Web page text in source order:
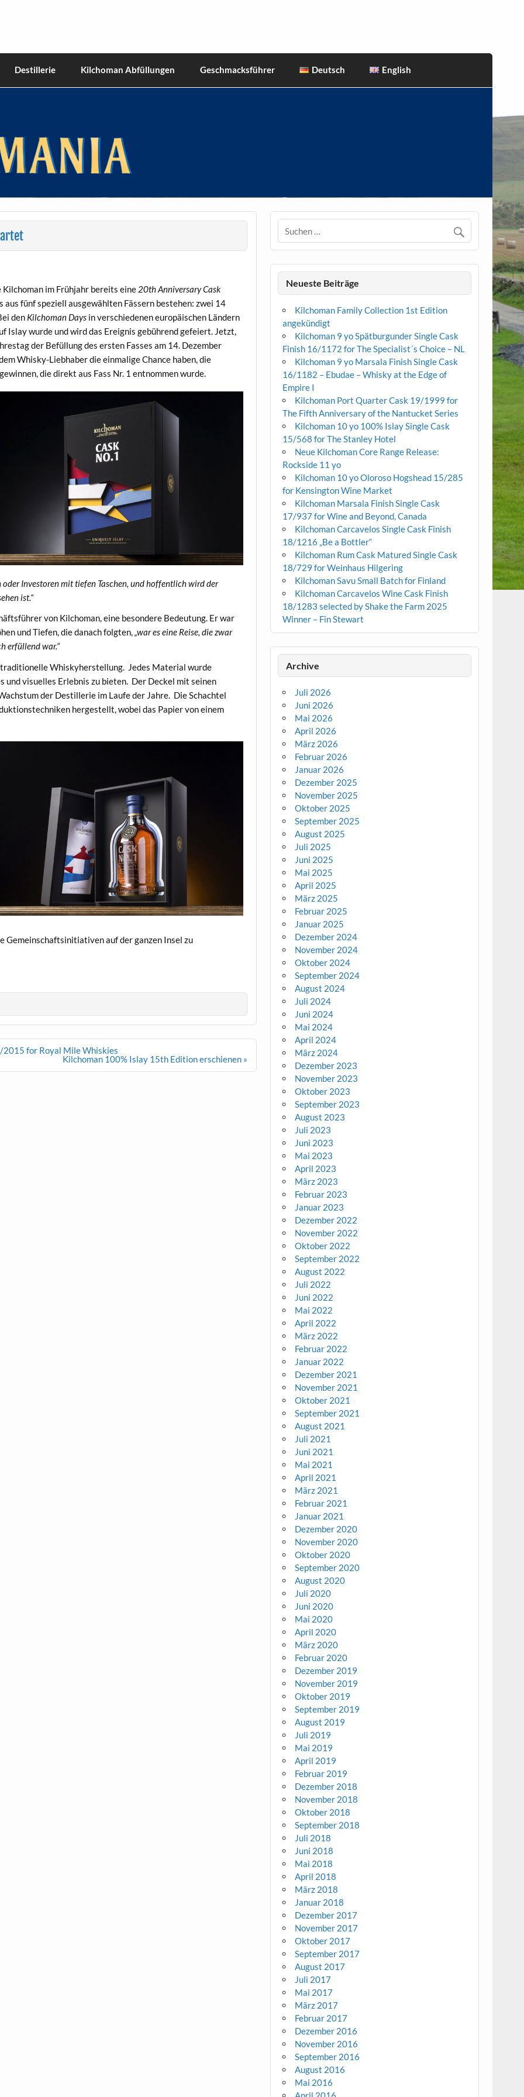
Destillerie Kilchoman Abfüllungen Geschmacksführer Deutsch English
im Frühjahr bereits eine 20th Anniversary Cask
fünf speziell ausgewählten Fässern bestehen: zwei 14
den Kilchoman Days in verschiedenen europäischen Ländern
Islay wurde und wird das Ereignis gebührend gefeiert. Jetzt,
der Befüllung des ersten Fasses am 14. Dezember
Whisky-Liebhaber die einmalige Chance haben, die
die direkt aus Fass Nr. 1 entnommen wurde.
Investoren mit tiefen Taschen, und hoffentlich wird der
ist.“
von Kilchoman, eine besondere Bedeutung. Er war
und Tiefen, die danach folgten,„war es eine Reise, die zwar
erfüllend war.“
traditionelle Whiskyherstellung. Jedes Material wurde
und visuelles Erlebnis zu bieten. Der Deckel mit seinen
der Destillerie im Laufe der Jahre. Die Schachtel
hergestellt, wobei das Papier von einem
auf der ganzen Insel zu
2015 for Royal Mile Whiskies
Kilchoman 100% Islay 15th Edition erschienen »
Neueste Beiträge
Kilchoman Family Collection 1st Edition
angekündigt
Kilchoman 9 yo Spätburgunder Single Cask
Finish 16/1172 for The Specialist´s Choice – NL
Kilchoman 9 yo Marsala Finish Single Cask
16/1182 – Ebudae – Whisky at the Edge of
Empire I
Kilchoman Port Quarter Cask 19/1999 for
The Fifth Anniversary of the Nantucket Series
Kilchoman 10 yo 100% Islay Single Cask
15/568 for The Stanley Hotel
Neue Kilchoman Core Range Release:
Rockside 11 yo
Kilchoman 10 yo Oloroso Hogshead 15/285
for Kensington Wine Market
Kilchoman Marsala Finish Single Cask
17/937 for Wine and Beyond, Canada
Kilchoman Carcavelos Single Cask Finish
18/1216 „Be a Bottler“
Kilchoman Rum Cask Matured Single Cask
18/729 for Weinhaus Hilgering
Kilchoman Savu Small Batch for Finland
Kilchoman Carcavelos Wine Cask Finish
18/1283 selected by Shake the Farm 2025
Winner – Fin Stewart
Archive
Juli 2026
Juni 2026
Mai 2026
April 2026
März 2026
Februar 2026
Januar 2026
Dezember 2025
November 2025
Oktober 2025
September 2025
August 2025
Juli 2025
Juni 2025
Mai 2025
April 2025
März 2025
Februar 2025
Januar 2025
Dezember 2024
November 2024
Oktober 2024
September 2024
August 2024
Juli 2024
Juni 2024
Mai 2024
April 2024
März 2024
Dezember 2023
November 2023
Oktober 2023
September 2023
August 2023
Juli 2023
Juni 2023
Mai 2023
April 2023
März 2023
Februar 2023
Januar 2023
Dezember 2022
November 2022
Oktober 2022
September 2022
August 2022
Juli 2022
Juni 2022
Mai 2022
April 2022
März 2022
Februar 2022
Januar 2022
Dezember 2021
November 2021
Oktober 2021
September 2021
August 2021
Juli 2021
Juni 2021
Mai 2021
April 2021
März 2021
Februar 2021
Januar 2021
Dezember 2020
November 2020
Oktober 2020
September 2020
August 2020
Juli 2020
Juni 2020
Mai 2020
April 2020
März 2020
Februar 2020
Dezember 2019
November 2019
Oktober 2019
September 2019
August 2019
Juli 2019
Mai 2019
April 2019
Februar 2019
Dezember 2018
November 2018
Oktober 2018
September 2018
Juli 2018
Juni 2018
Mai 2018
April 2018
März 2018
Januar 2018
Dezember 2017
November 2017
Oktober 2017
September 2017
August 2017
Juli 2017
Mai 2017
März 2017
Februar 2017
Dezember 2016
November 2016
September 2016
August 2016
Mai 2016